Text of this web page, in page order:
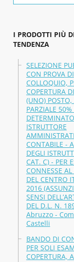
I PRODOTTI PIÙ
TENDENZA
SELEZIONE
CON PROVA DI
COLLOQUIO,
COPERTURA
(UNO)
PARZIALE 50%
ISTRUTTORE
CONTABILE -
DEGLI
CAT. C) - PER
CONNESSE
DEL CENTRO
2016
SENSI
DEL D.L. N.
Abruzzo -
Castelli
BANDO DI
PER SOLI
COPERTURA,